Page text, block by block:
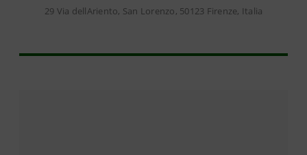
29 Via dellAriento, San Lorenzo, 50123 Firenze, Italia